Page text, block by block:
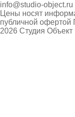
info@studio-object.ru
Цены носят
публичной офертой
2026 Студия Объект